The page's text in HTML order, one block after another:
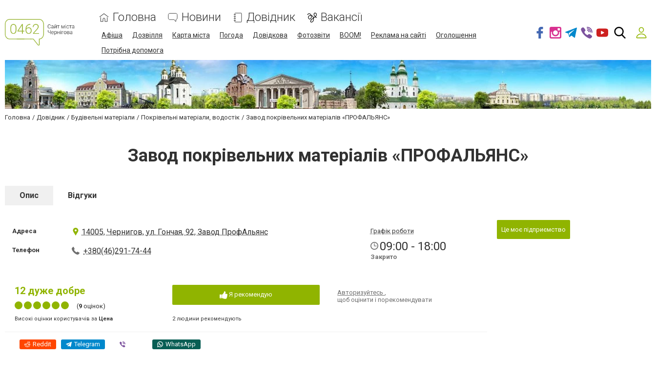
Головна Новини Довідник Вакансії
Афіша Дозвілля Карта міста Погода Довідкова Фотозвіти BOOM! Реклама на сайті
Оголошення
Потрібна допомога
Головна Довідник Будівельні матеріали Покрівельні матеріали, водостік Завод покрівельних матеріалів «ПРОФАЛЬЯНС»
Завод покрівельних матеріалів «ПРОФАЛЬЯНС»
Опис Відгуки
Адреса 14005, Чернигов, ул. Гончая, 92, Завод ПрофАльянс
Телефон +380(46)291-74-44
Графік роботи
09:00 - 18:00
Закрито
12 дуже добре
(9 оцінок)
Високі оцінки користувачів за Цена
Я рекомендую
2 людини рекомендують
Авторизуйтесь,
щоб оцінити і порекомендувати
Reddit Telegram WhatsApp
Це моє підприємство